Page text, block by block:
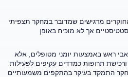
מדגישים שמדובר במחקר תצפיתי
אך לא מוכיח באופן
ראש באמצעות יומני מטופלים, אלא
תרופות כמדדים עקיפים לפעילות
התמקד בעיקר בהתקפים משמעותיים